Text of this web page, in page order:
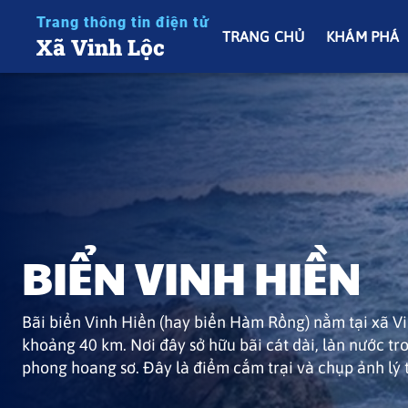
Trang thông tin điện tử
Xã Vinh Lộc TRANG CHỦ KHÁM PHÁ
ĐẦM CẦU HAI
Đầm Cầu Hai được ví như kiệt tác thiên nhiên bởi
còn ở nét đẹp đời sống lao động của người dân nơi
BIỂN VINH HIỀN
Bãi biển Vinh Hiền (hay biển Hàm Rồng) nằm tại xã
khoảng 40 km. Nơi đây sở hữu bãi cát dài, làn nước
phong hoang sơ. Đây là điểm cắm trại và chụp ảnh lý